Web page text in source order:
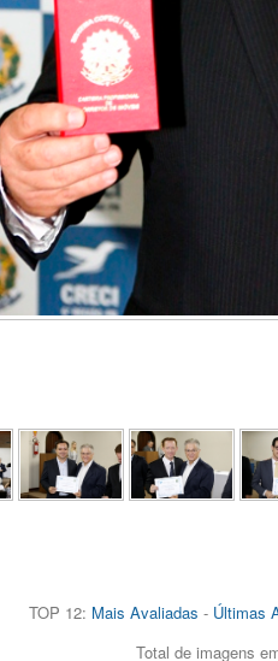
TOP 12: Mais Avaliadas - Últimas
Total de imagens